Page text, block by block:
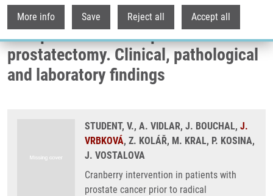
More info Save Reject all Accept all
Cranberry intervention in patients
with prostate cancer prior to radical
prostatectomy. Clinical, pathological
and laboratory findings
STUDENT, V., A. VIDLAR, J. BOUCHAL, J.
VRBKOVÁ, Z. KOLÁŘ, M. KRAL, P. KOSINA,
J. VOSTALOVA
Cranberry intervention in patients with
prostate cancer prior to radical